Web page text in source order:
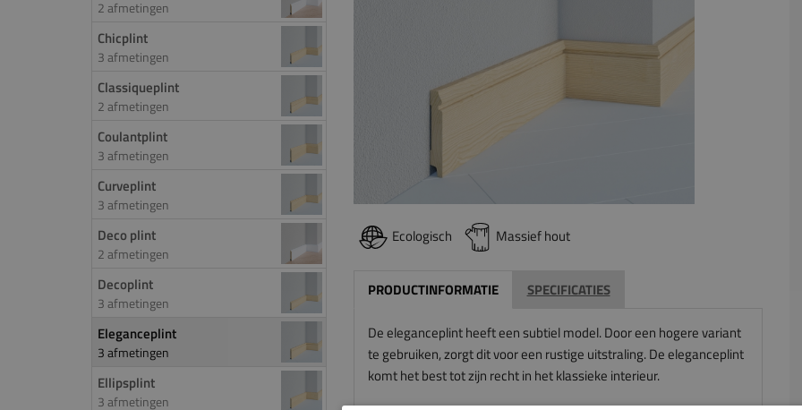
2 afmetingen
Chicplint
3 afmetingen
Classiqueplint
2 afmetingen
Coulantplint
3 afmetingen
Curveplint
3 afmetingen
Deco plint
2 afmetingen
Decoplint
3 afmetingen
Eleganceplint
3 afmetingen
Ellipsplint
3 afmetingen
Ecologisch Massief hout
PRODUCTINFORMATIE SPECIFICATIES
De eleganceplint heeft een subtiel model. Door een hogere variant
te gebruiken, zorgt dit voor een rustige uitstraling. De eleganceplint
komt het best tot zijn recht in het klassieke interieur.